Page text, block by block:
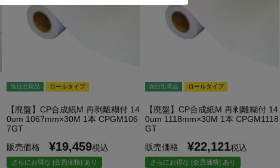
当日出荷品 ロールタイプ
【廃盤】CP合成紙M 再剥離糊付 14
0um 1067mm×30M 1本 CPGM106
7GT
販売価格
¥19,459税込
さらにお得な [会員価格] あり
当日出荷品 ロールタイプ
【廃盤】CP合成紙M 再剥離糊付 14
0um 1118mm×30M 1本 CPGM1118
GT
販売価格
¥22,121税込
さらにお得な [会員価格] あり